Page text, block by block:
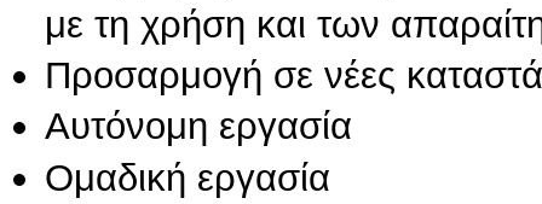
με τη χρήση και των
Προσαρμογή σε νέες
Αυτόνομη εργασία
Ομαδική εργασία